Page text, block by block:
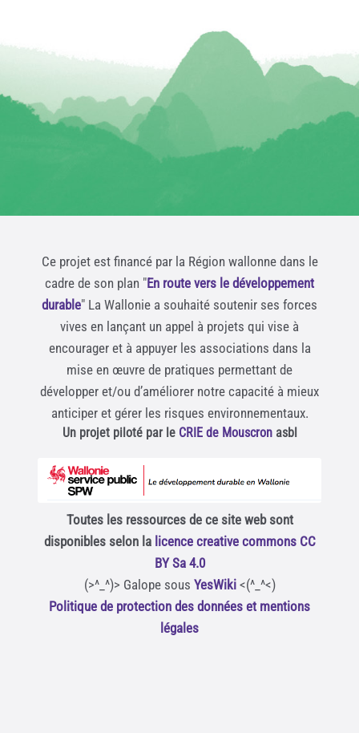
Ce projet est financé par la Région wallonne dans le
cadre de son plan "En route vers le développement
durable" La Wallonie a souhaité soutenir ses forces
vives en lançant un appel à projets qui vise à
encourager et à appuyer les associations dans la
mise en œuvre de pratiques permettant de
développer et/ou d’améliorer notre capacité à mieux
anticiper et gérer les risques environnementaux.
Un projet piloté par le CRIE de Mouscronasbl
Toutes les ressources de ce site web sont
disponibles selon la licence creative commons CC
BY Sa 4.0
(>^_^)> Galope sous YesWiki<(^_^<)
Politique de protection des données et mentions
légales